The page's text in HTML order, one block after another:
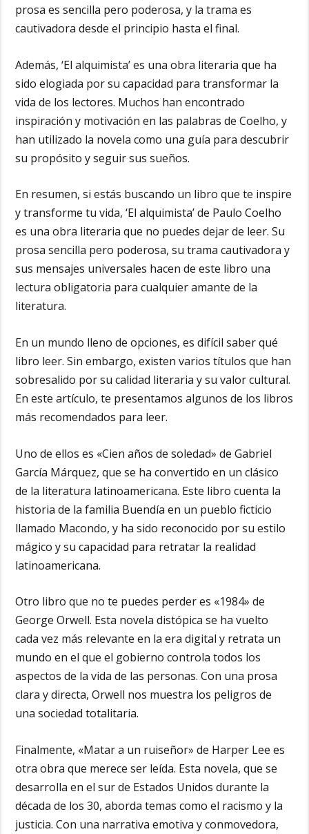
prosa es sencilla pero poderosa, y la trama es
cautivadora desde el principio hasta el final.
Además, ‘El alquimista’ es una obra literaria que ha
sido elogiada por su capacidad para transformar la
vida de los lectores. Muchos han encontrado
inspiración y motivación en las palabras de Coelho, y
han utilizado la novela como una guía para descubrir
su propósito y seguir sus sueños.
En resumen, si estás buscando un libro que te inspire
y transforme tu vida, ‘El alquimista’ de Paulo Coelho
es una obra literaria que no puedes dejar de leer. Su
prosa sencilla pero poderosa, su trama cautivadora y
sus mensajes universales hacen de este libro una
lectura obligatoria para cualquier amante de la
literatura.
En un mundo lleno de opciones, es difícil saber qué
libro leer. Sin embargo, existen varios títulos que han
sobresalido por su calidad literaria y su valor cultural.
En este artículo, te presentamos algunos de los libros
más recomendados para leer.
Uno de ellos es «Cien años de soledad» de Gabriel
García Márquez, que se ha convertido en un clásico
de la literatura latinoamericana. Este libro cuenta la
historia de la familia Buendía en un pueblo ficticio
llamado Macondo, y ha sido reconocido por su estilo
mágico y su capacidad para retratar la realidad
latinoamericana.
Otro libro que no te puedes perder es «1984» de
George Orwell. Esta novela distópica se ha vuelto
cada vez más relevante en la era digital y retrata un
mundo en el que el gobierno controla todos los
aspectos de la vida de las personas. Con una prosa
clara y directa, Orwell nos muestra los peligros de
una sociedad totalitaria.
Finalmente, «Matar a un ruiseñor» de Harper Lee es
otra obra que merece ser leída. Esta novela, que se
desarrolla en el sur de Estados Unidos durante la
década de los 30, aborda temas como el racismo y la
justicia. Con una narrativa emotiva y conmovedora,